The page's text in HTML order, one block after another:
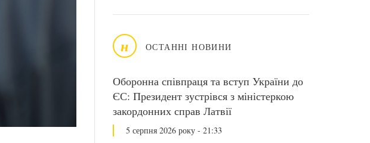
н ОСТАННІ НОВИНИ
Оборонна співпраця та вступ України до
ЄС: Президент зустрівся з міністеркою
закордонних справ Латвії
5 серпня 2026 року - 21:33